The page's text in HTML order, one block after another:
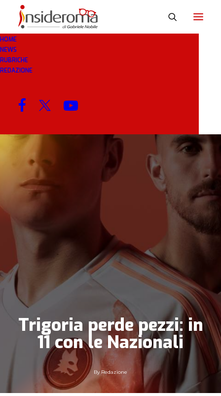
HOME
NEWS
RUBRICHE
REDAZIONE
11 NOV 2024
Trigoria perde pezzi: in
11 con le Nazionali
By Redazione